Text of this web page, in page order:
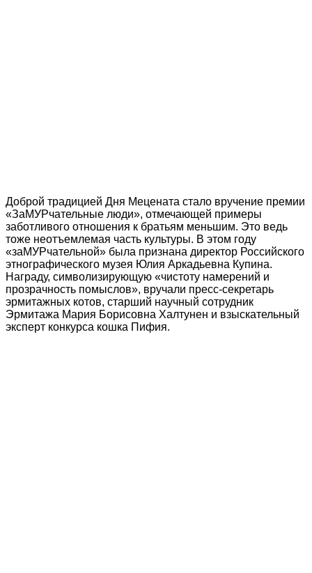
Доброй традицией Дня Мецената стало вручение премии
«ЗаМУРчательные люди», отмечающей примеры
заботливого отношения к братьям меньшим. Это ведь
тоже неотъемлемая часть культуры. В этом году
«заМУРчательной» была признана директор Российского
этнографического музея Юлия Аркадьевна Купина.
Награду, символизирующую «чистоту намерений и
прозрачность помыслов», вручали пресс-секретарь
эрмитажных котов, старший научный сотрудник
Эрмитажа Мария Борисовна Халтунен и взыскательный
эксперт конкурса кошка Пифия.